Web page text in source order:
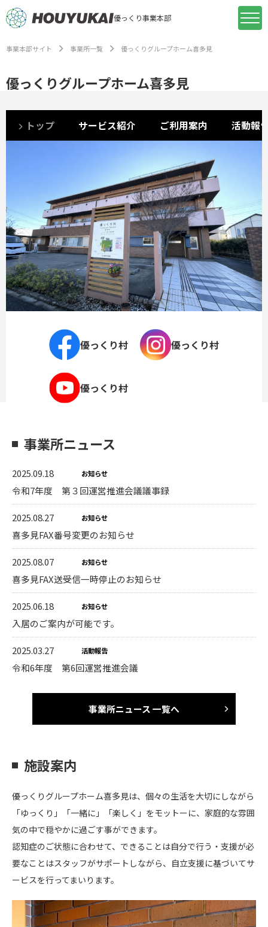
優っくり事業本部
事業本部サイト 事業所一覧 優っくりグループホーム喜多見
優っくりグループホーム喜多見
トップ サービス紹介 ご利用案内 活動報
優っくり村 優っくり村
優っくり村
事業所ニュース
2025.09.18 お知らせ
令和7年度 第３回運営推進会議議事録
2025.08.27 お知らせ
喜多見FAX番号変更のお知らせ
2025.08.07 お知らせ
喜多見FAX送受信一時停止のお知らせ
2025.06.18 お知らせ
入居のご案内が可能です。
2025.03.27 活動報告
令和6年度 第6回運営推進会議
事業所ニュース 一覧へ
施設案内
優っくりグループホーム喜多見は、個々の生活を大切にしながら
「ゆっくり」「一緒に」「楽しく」をモットーに、家庭的な雰囲
気の中で穏やかに過ごす事ができます。
認知症のご状態に合わせて、できることは自分で行う・支援が必
要なことはスタッフがサポートしながら、自立支援に基づいてサ
ービスを行ってまいります。